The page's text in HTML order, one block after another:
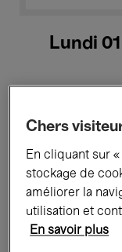
Lundi
Expositions
Rencontres
Chers
En cliquant sur
stockage de
améliorer la
utilisation et
En savoir plus